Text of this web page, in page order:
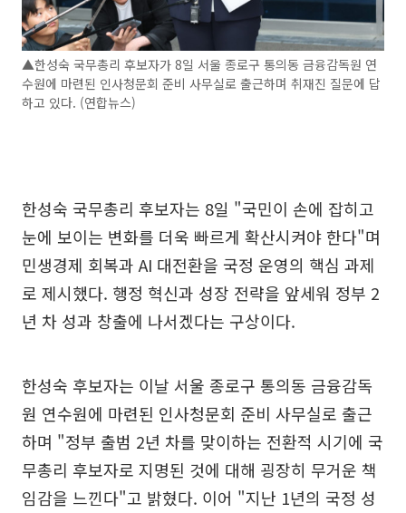
▲한성숙 국무총리 후보자가 8일 서울 종로구 통의동 금융감독원 연
수원에 마련된 인사청문회 준비 사무실로 출근하며 취재진 질문에 답
하고 있다. (연합뉴스)
한성숙 국무총리 후보자는 8일 "국민이 손에 잡히고
눈에 보이는 변화를 더욱 빠르게 확산시켜야 한다"며
민생경제 회복과 AI 대전환을 국정 운영의 핵심 과제
로 제시했다. 행정 혁신과 성장 전략을 앞세워 정부 2
년 차 성과 창출에 나서겠다는 구상이다.
한성숙 후보자는 이날 서울 종로구 통의동 금융감독
원 연수원에 마련된 인사청문회 준비 사무실로 출근
하며 "정부 출범 2년 차를 맞이하는 전환적 시기에 국
무총리 후보자로 지명된 것에 대해 굉장히 무거운 책
임감을 느낀다"고 밝혔다. 이어 "지난 1년의 국정 성